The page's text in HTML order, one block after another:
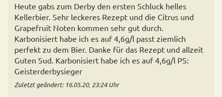
Heute gabs zum Derby den ersten Schluck helles
Kellerbier. Sehr leckeres Rezept und die Citrus und
Grapefruit Noten kommen sehr gut durch.
Karbonisiert habe ich es auf 4,6g/l passt ziemlich
perfekt zu dem Bier. Danke für das Rezept und allzeit
Guten Sud. Karbonisiert habe ich es auf 4,6g/l PS:
Geisterderbysieger
Zuletzt geändert: 16.05.20, 23:24 Uhr